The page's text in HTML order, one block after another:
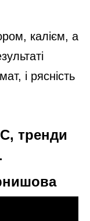
калієм, а
і рясність
тренди